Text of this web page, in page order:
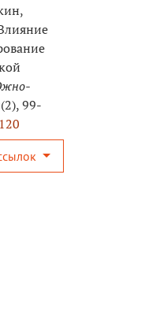
99-